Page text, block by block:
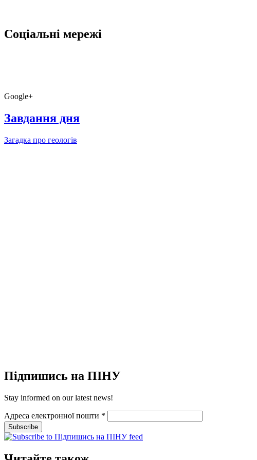
Соціальні мережі
Google+
Завдання дня
Загадка про геологів
Підпишись на ПІНУ
Stay informed on our latest news!
Адреса електронної пошти *